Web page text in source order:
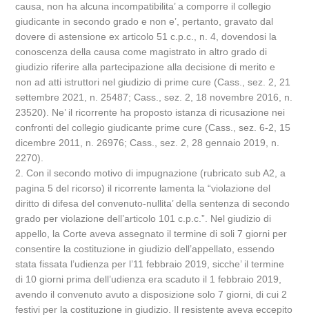
causa, non ha alcuna incompatibilita’ a comporre il collegio
giudicante in secondo grado e non e’, pertanto, gravato dal
dovere di astensione ex articolo 51 c.p.c., n. 4, dovendosi la
conoscenza della causa come magistrato in altro grado di
giudizio riferire alla partecipazione alla decisione di merito e
non ad atti istruttori nel giudizio di prime cure (Cass., sez. 2, 21
settembre 2021, n. 25487; Cass., sez. 2, 18 novembre 2016, n.
23520). Ne’ il ricorrente ha proposto istanza di ricusazione nei
confronti del collegio giudicante prime cure (Cass., sez. 6-2, 15
dicembre 2011, n. 26976; Cass., sez. 2, 28 gennaio 2019, n.
2270).
2. Con il secondo motivo di impugnazione (rubricato sub A2, a
pagina 5 del ricorso) il ricorrente lamenta la “violazione del
diritto di difesa del convenuto-nullita’ della sentenza di secondo
grado per violazione dell’articolo 101 c.p.c.”. Nel giudizio di
appello, la Corte aveva assegnato il termine di soli 7 giorni per
consentire la costituzione in giudizio dell’appellato, essendo
stata fissata l’udienza per l’11 febbraio 2019, sicche’ il termine
di 10 giorni prima dell’udienza era scaduto il 1 febbraio 2019,
avendo il convenuto avuto a disposizione solo 7 giorni, di cui 2
festivi per la costituzione in giudizio. Il resistente aveva eccepito